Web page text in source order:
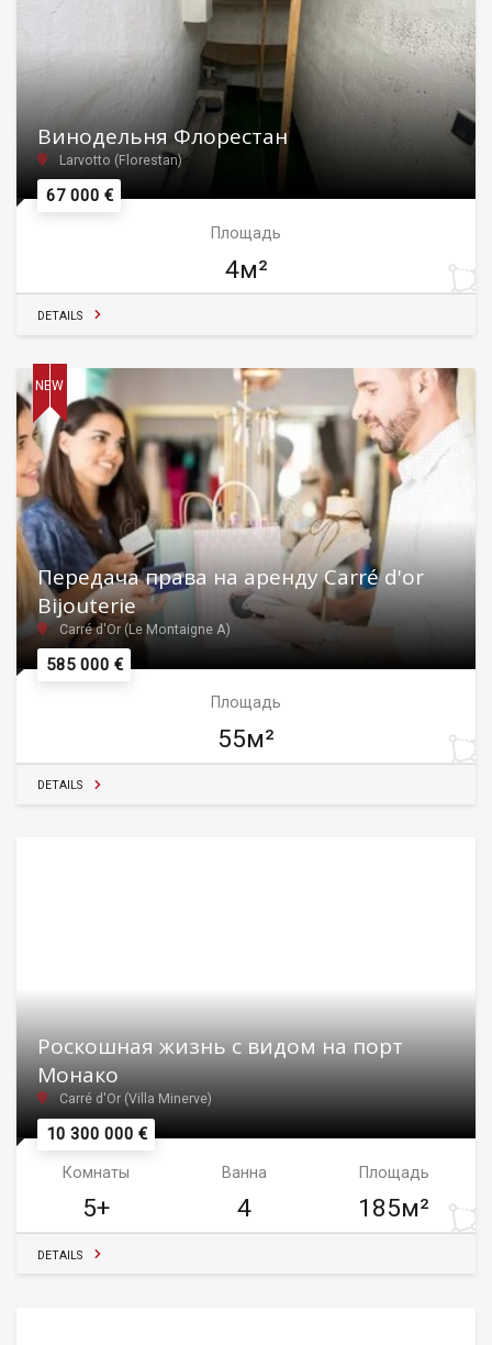
67 000 €
Винодельня Флорестан
Larvotto (Florestan)
Площадь
4м²
DETAILS
NEW
585 000 €
Передача права на аренду Carré d'or
Bijouterie
Carré d'Or (Le Montaigne A)
Площадь
55м²
DETAILS
10 300 000 €
Роскошная жизнь с видом на порт
Монако
Carré d'Or (Villa Minerve)
Комнаты
5+
Ванна
4
Площадь
185м²
DETAILS